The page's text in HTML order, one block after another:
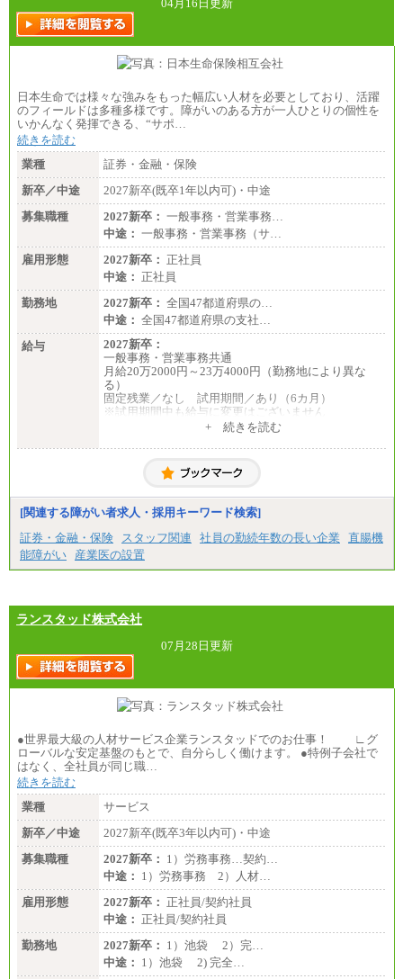
04月16日更新
日本生命では様々な強みをもった幅広い人材を必要としており、活躍
のフィールドは多種多様です。障がいのある方が一人ひとりの個性を
いかんなく発揮できる、“サポ…
続きを読む
業種
証券・金融・保険
新卒／中途
2027新卒(既卒1年以内可)・中途
募集職種
2027新卒： 一般事務・営業事務…
中途： 一般事務・営業事務（サ…
雇用形態
2027新卒： 正社員
中途： 正社員
勤務地
2027新卒： 全国47都道府県の…
中途： 全国47都道府県の支社…
給与
2027新卒：
一般事務・営業事務共通
月給20万2000円～23万4000円（勤務地により異な
る）
固定残業／なし 試用期間／あり（6カ月）
※試用期間中も給与に変更はございません
月給20万2000円～23万4000円（勤務地により異な
固定残業／なし 試用期間／あり（6か月）
+ 続きを読む
[関連する障がい者求人・採用キーワード検索]
証券・金融・保険
スタッフ関連 社員の勤続年数の長い企業
直腸機
能障がい
産業医の設置
ランスタッド株式会社
07月28日更新
●世界最大級の人材サービス企業ランスタッドでのお仕事！ ∟グ
ローバルな安定基盤のもとで、自分らしく働けます。 ●特例子会社で
はなく、全社員が同じ職…
続きを読む
業種
サービス
新卒／中途
2027新卒(既卒3年以内可)・中途
募集職種
2027新卒： 1）労務事務…契約…
中途： 1）労務事務 2）人材…
雇用形態
2027新卒： 正社員/契約社員
中途： 正社員/契約社員
勤務地
2027新卒： 1）池袋 2）完…
中途： 1）池袋 2) 完全…